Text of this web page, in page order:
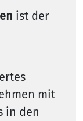
ist der
mit
in den